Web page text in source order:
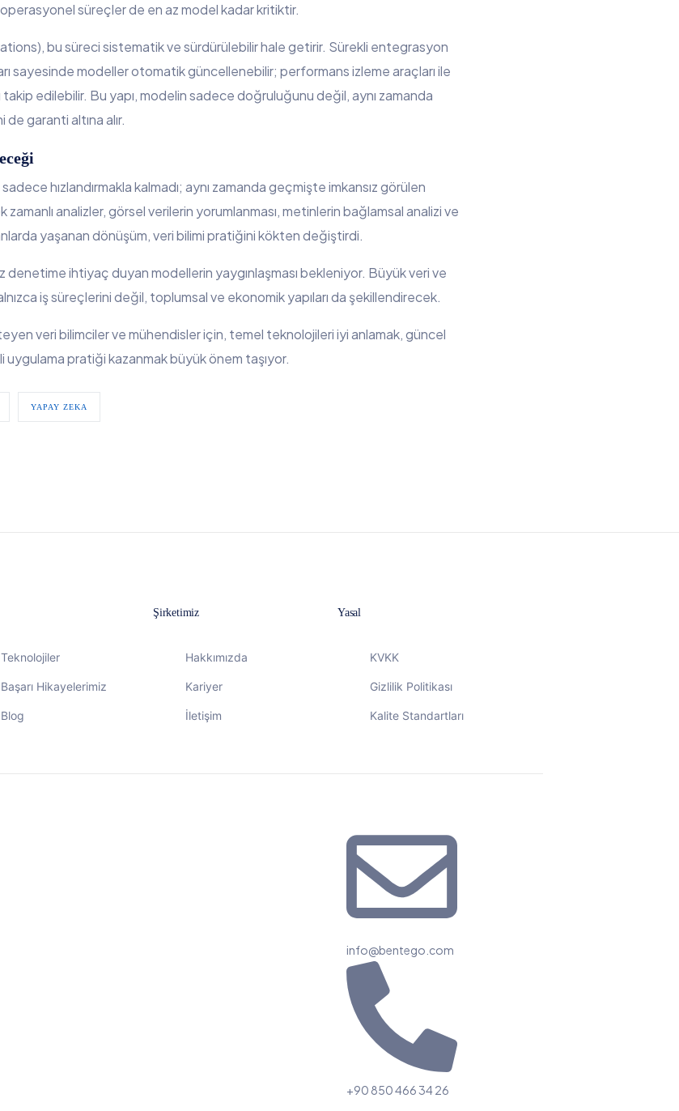
süreçler de en az model kadar kritiktir.
bu süreci sistematik ve sürdürülebilir hale getirir. Sürekli entegrasyon
sayesinde modeller otomatik güncellenebilir; performans izleme araçları ile
takip edilebilir. Bu yapı, modelin sadece doğruluğunu değil, aynı zamanda
garanti altına alır.
hızlandırmakla kalmadı; aynı zamanda geçmişte imkansız görülen
zamanlı analizler, görsel verilerin yorumlanması, metinlerin bağlamsal analizi ve
yaşanan dönüşüm, veri bilimi pratiğini kökten değiştirdi.
denetime ihtiyaç duyan modellerin yaygınlaşması bekleniyor. Büyük veri ve
iş süreçlerini değil, toplumsal ve ekonomik yapıları da şekillendirecek.
veri bilimciler ve mühendisler için, temel teknolojileri iyi anlamak, güncel
pratiği kazanmak büyük önem taşıyor.
YAPAY ZEKA
Teknolojiler
Başarı Hikayelerimiz
Blog
Şirketimiz
Hakkımızda
Kariyer
İletişim
Yasal
KVKK
Gizlilik Politikası
Kalite Standartları
info@bentego.com
+90 850 466 34 26